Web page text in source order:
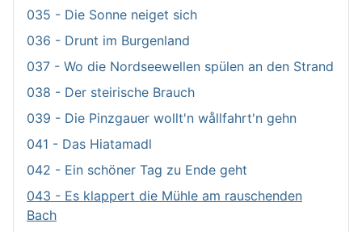
035 - Die Sonne neiget sich
036 - Drunt im Burgenland
037 - Wo die Nordseewellen spülen an den Strand
038 - Der steirische Brauch
039 - Die Pinzgauer wollt'n wållfahrt'n gehn
041 - Das Hiatamadl
042 - Ein schöner Tag zu Ende geht
043 - Es klappert die Mühle am rauschenden
Bach